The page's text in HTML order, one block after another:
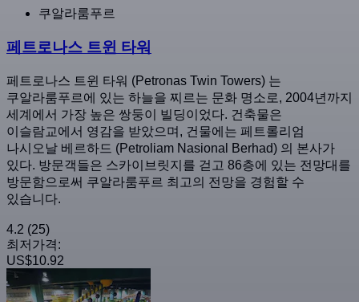
쿠알라룸푸르
페트로나스 트윈 타워
페트로나스 트윈 타워 (Petronas Twin Towers) 는
쿠알라룸푸르에 있는 하늘을 찌르는 문화 명소로, 2004년까지
세계에서 가장 높은 쌍둥이 빌딩이었다. 건축물은
이슬람교에서 영감을 받았으며, 건물에는 페트롤리엄
나시오날 베르하드 (Petroliam Nasional Berhad) 의 본사가
있다. 방문객들은 스카이브릿지를 걷고 86층에 있는 전망대를
방문함으로써 쿠알라룸푸르 최고의 전망을 경험할 수
있습니다.
4.2 (25)
최저가격:
US$10.92